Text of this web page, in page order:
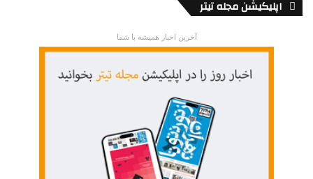
اپلیکیشن مجله تیتر
آخرین اخبار همیشه با شما